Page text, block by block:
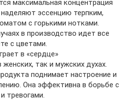
максимальная концентрация
эссенцию терпким,
с горькими нотками.
в производство идет все
с цветами.
в «сердце»
так и мужских духах.
поднимает настроение и
Она эффективна в борьбе с
тревогами.